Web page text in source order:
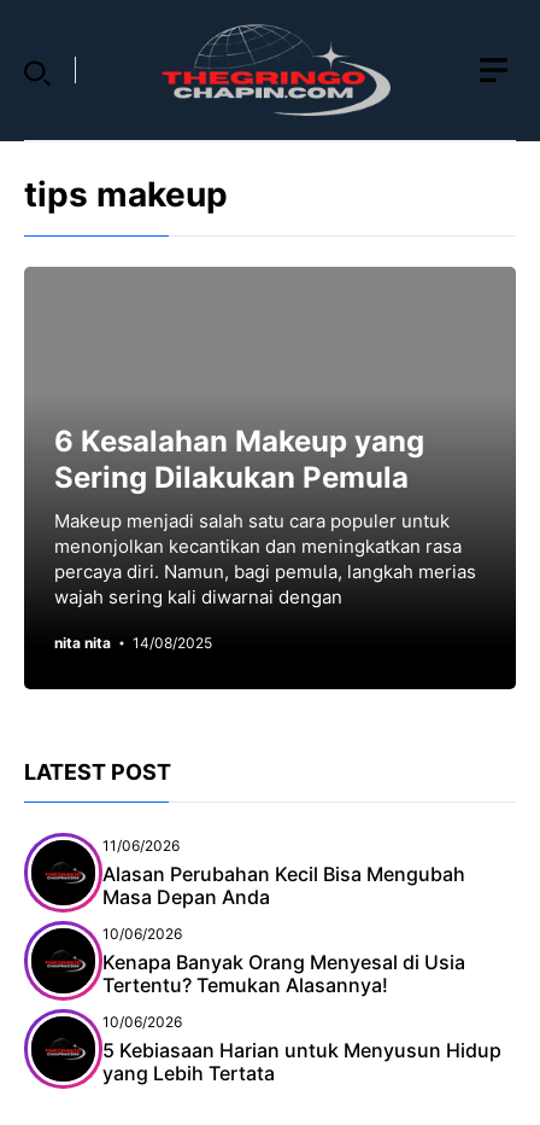
content
tips makeup
6 Kesalahan Makeup yang
Sering Dilakukan Pemula
Makeup menjadi salah satu cara populer untuk
menonjolkan kecantikan dan meningkatkan rasa
percaya diri. Namun, bagi pemula, langkah merias
wajah sering kali diwarnai dengan
nita nita 14/08/2025
LATEST POST
11/06/2026
Alasan Perubahan Kecil Bisa Mengubah
Masa Depan Anda
10/06/2026
Kenapa Banyak Orang Menyesal di Usia
Tertentu? Temukan Alasannya!
10/06/2026
5 Kebiasaan Harian untuk Menyusun Hidup
yang Lebih Tertata